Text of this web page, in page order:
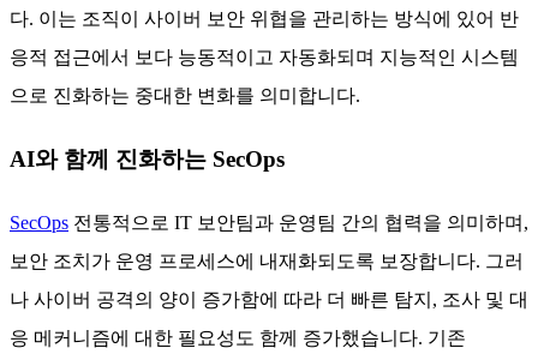
다. 이는 조직이 사이버 보안 위협을 관리하는 방식에 있어 반
응적 접근에서 보다 능동적이고 자동화되며 지능적인 시스템
으로 진화하는 중대한 변화를 의미합니다.
AI와 함께 진화하는 SecOps
SecOps 전통적으로 IT 보안팀과 운영팀 간의 협력을 의미하며,
보안 조치가 운영 프로세스에 내재화되도록 보장합니다. 그러
나 사이버 공격의 양이 증가함에 따라 더 빠른 탐지, 조사 및 대
응 메커니즘에 대한 필요성도 함께 증가했습니다. 기존